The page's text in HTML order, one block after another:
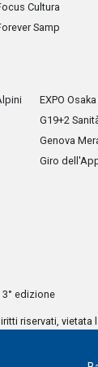
Cultura
Samp
EXPO
G19+2
Genova
Giro
3° edizione
riservati, vietata